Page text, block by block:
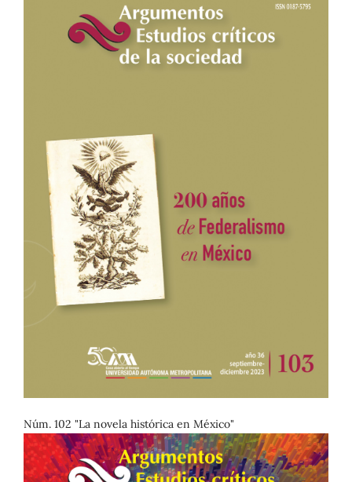
Núm. 102 "La novela histórica en México"